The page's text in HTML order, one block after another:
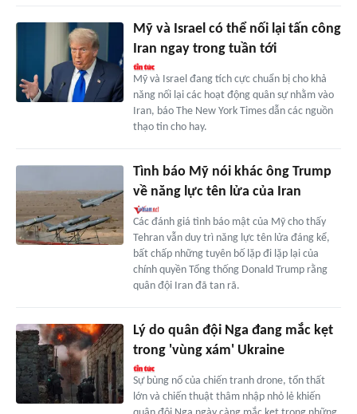
Mỹ và Israel có thể nối lại tấn công
Iran ngay trong tuần tới
Mỹ và Israel đang tích cực chuẩn bị cho khả
năng nối lại các hoạt động quân sự nhằm vào
Iran, báo The New York Times dẫn các nguồn
thạo tin cho hay.
Tình báo Mỹ nói khác ông Trump
về năng lực tên lửa của Iran
Các đánh giá tình báo mật của Mỹ cho thấy
Tehran vẫn duy trì năng lực tên lửa đáng kể,
bất chấp những tuyên bố lặp đi lặp lại của
chính quyền Tổng thống Donald Trump rằng
quân đội Iran đã tan rã.
Lý do quân đội Nga đang mắc kẹt
trong 'vùng xám' Ukraine
Sự bùng nổ của chiến tranh drone, tổn thất
lớn và chiến thuật thâm nhập nhỏ lẻ khiến